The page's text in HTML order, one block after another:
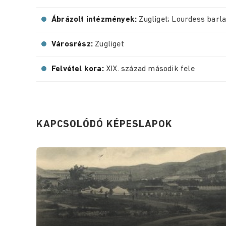
Ábrázolt intézmények: Zugliget; Lourdess
Városrész: Zugliget
Felvétel kora: XIX. század második fele
KAPCSOLÓDÓ KÉPESLAPOK